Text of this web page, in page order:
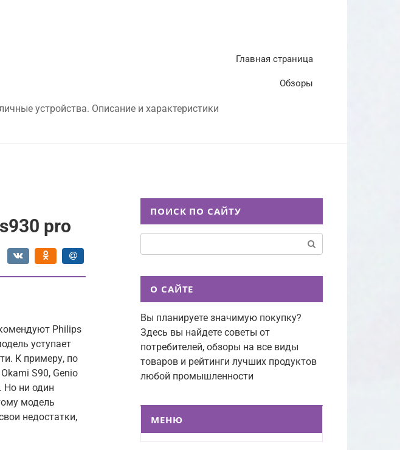
устройства. Описание и характеристики
Главная страница
Обзоры
pro
Philips
уступает
К примеру, по
S90, Genio
Но ни один
модель
недостатки,
ПОИСК ПО САЙТУ
О САЙТЕ
Вы планируете значимую покупку?
Здесь вы найдете советы от
потребителей, обзоры на все виды
товаров и рейтинги лучших продуктов
любой промышленности
МЕНЮ